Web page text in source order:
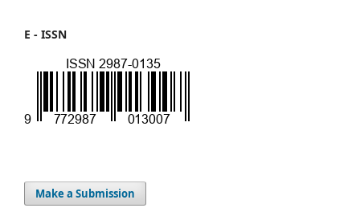
E - ISSN
Make a Submission